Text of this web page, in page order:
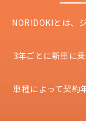
NORIDOKIとは、
3年ごとに新車に
車種によって契約